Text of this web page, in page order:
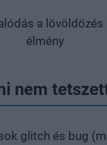
a lövöldözés
élmény
nem
glitch és bug